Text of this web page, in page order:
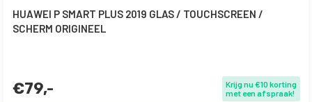
HUAWEI P SMART PLUS 2019 GLAS / TOUCHSCREEN /
SCHERM ORIGINEEL
€79,-
Krijg nu €10 korting
met een afspraak!